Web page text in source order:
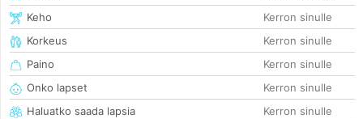
Keho
Kerron sinulle
Korkeus
Kerron sinulle
Paino
Kerron sinulle
Onko lapset
Kerron sinulle
Haluatko saada lapsia
Kerron sinulle